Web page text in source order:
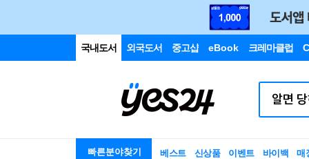
국내도서 외국도서 중고샵 eBook 크레마클럽
빠른분야찾기 베스트 신상품 이벤트 바이백 매